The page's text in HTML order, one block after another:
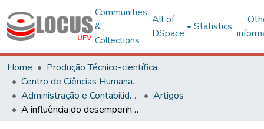
Communities
&
Collections
All of
DSpace
Statistics
Home
Produção Técnico-científica
Centro de Ciências Humanas, Letras e Artes
Administração e Contabilidade
Artigos
A influência do desempenho tributário e gestão fiscal no Índice Firjan de Desenvolvimento (IFDM) dos municípios de Minas Gerais